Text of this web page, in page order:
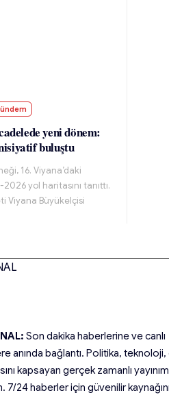
yeni dönem:
buluştu
16. Viyana’daki
yol haritasını tanıttı.
Viyana Büyükelçisi
Son dakika haberlerine ve canlı
anında bağlantı. Politika,
kapsayan gerçek zamanlı
7/24 haberler için güvenilir